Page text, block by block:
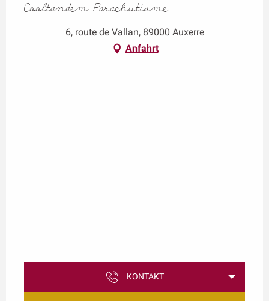
Cooltandem Parachutisme
6, route de Vallan, 89000 Auxerre
Anfahrt
KONTAKT